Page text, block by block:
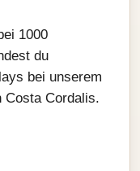
1000
du
bei unserem
Costa Cordalis.